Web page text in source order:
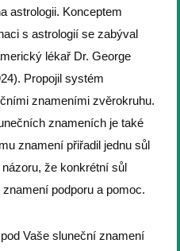
astrologii. Konceptem
s astrologií se zabýval
lékař Dr. George
Propojil systém
znameními zvěrokruhu.
znameních je také
znamení přiřadil jednu sůl
že konkrétní sůl
podporu a pomoc.
Vaše sluneční znamení